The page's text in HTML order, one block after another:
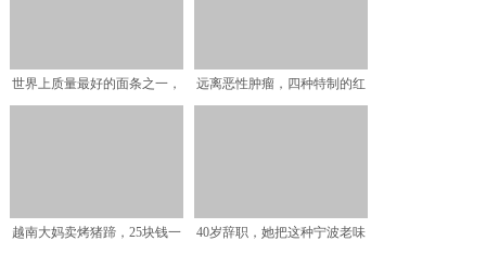
世界上质量最好的面条之一，
远离恶性肿瘤，四种特制的红
越南大妈卖烤猪蹄，25块钱一
40岁辞职，她把这种宁波老味